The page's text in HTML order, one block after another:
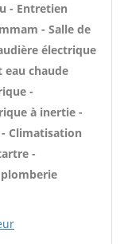
- Entretien
- Salle de
électrique
eau chaude
-
à inertie -
Climatisation
-